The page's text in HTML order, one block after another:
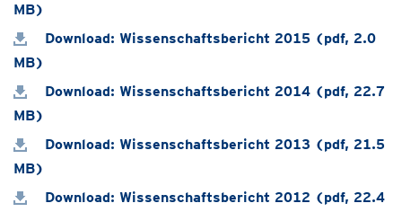
MB)
Download: Wissenschaftsbericht 2015 (pdf, 2.0
MB)
Download: Wissenschaftsbericht 2014 (pdf, 22.7
MB)
Download: Wissenschaftsbericht 2013 (pdf, 21.5
MB)
Download: Wissenschaftsbericht 2012 (pdf, 22.4